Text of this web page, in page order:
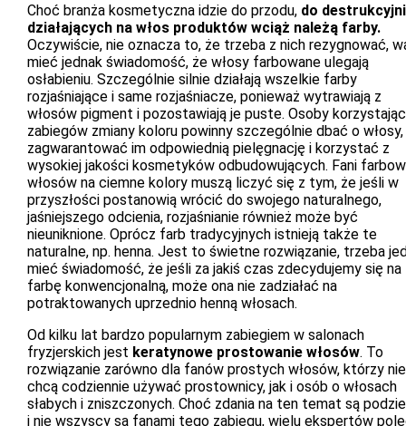
Choć branża kosmetyczna idzie do przodu, do
działających na włos produktów wciąż należą farby.
Oczywiście, nie oznacza to, że trzeba z nich rezygnować,
mieć jednak świadomość, że włosy farbowane ulegają
osłabieniu. Szczególnie silnie działają wszelkie farby
rozjaśniające i same rozjaśniacze, ponieważ wytrawiają z
włosów pigment i pozostawiają je puste. Osoby
zabiegów zmiany koloru powinny szczególnie dbać o włosy,
zagwarantować im odpowiednią pielęgnację i korzystać z
wysokiej jakości kosmetyków odbudowujących. Fani
włosów na ciemne kolory muszą liczyć się z tym, że jeśli w
przyszłości postanowią wrócić do swojego naturalnego,
jaśniejszego odcienia, rozjaśnianie również może być
nieuniknione. Oprócz farb tradycyjnych istnieją także te
naturalne, np. henna. Jest to świetne rozwiązanie, trzeba
mieć świadomość, że jeśli za jakiś czas zdecydujemy się na
farbę konwencjonalną, może ona nie zadziałać na
potraktowanych uprzednio henną włosach.
Od kilku lat bardzo popularnym zabiegiem w salonach
fryzjerskich jest keratynowe prostowanie włosów. To
rozwiązanie zarówno dla fanów prostych włosów, którzy nie
chcą codziennie używać prostownicy, jak i osób o włosach
słabych i zniszczonych. Choć zdania na ten temat są
i nie wszyscy są fanami tego zabiegu, wielu ekspertów